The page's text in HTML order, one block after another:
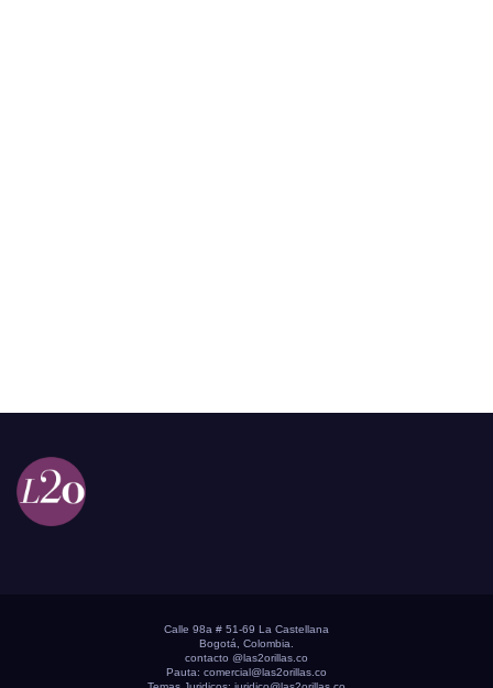
Calle 98a # 51-69 La Castellana
Bogotá, Colombia.
contacto @las2orillas.co
Pauta: comercial@las2orillas.co